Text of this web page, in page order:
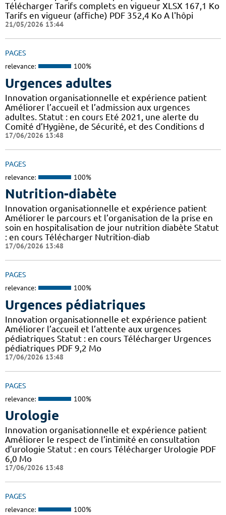
Télécharger Tarifs complets en vigueur XLSX 167,1 Ko
Tarifs en vigueur (affiche) PDF 352,4 Ko A l'hôpi
21/05/2026 13:44
PAGES
relevance: 100%
Urgences adultes
Innovation organisationnelle et expérience patient
Améliorer l’accueil et l’admission aux urgences
adultes. Statut : en cours Eté 2021, une alerte du
Comité d’Hygiène, de Sécurité, et des Conditions d
17/06/2026 13:48
PAGES
relevance: 100%
Nutrition-diabète
Innovation organisationnelle et expérience patient
Améliorer le parcours et l’organisation de la prise en
soin en hospitalisation de jour nutrition diabète Statut
: en cours Télécharger Nutrition-diab
17/06/2026 13:48
PAGES
relevance: 100%
Urgences pédiatriques
Innovation organisationnelle et expérience patient
Améliorer l’accueil et l’attente aux urgences
pédiatriques Statut : en cours Télécharger Urgences
pédiatriques PDF 9,2 Mo
17/06/2026 13:48
PAGES
relevance: 100%
Urologie
Innovation organisationnelle et expérience patient
Améliorer le respect de l’intimité en consultation
d’urologie Statut : en cours Télécharger Urologie PDF
6,0 Mo
17/06/2026 13:48
PAGES
relevance: 100%